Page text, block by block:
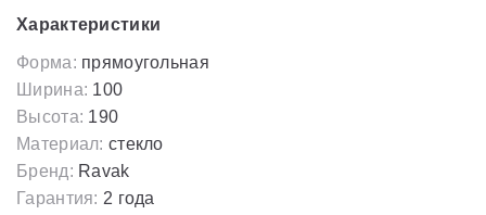
Характеристики
Форма: прямоугольная
Ширина: 100
Высота: 190
Материал: стекло
Бренд: Ravak
Гарантия: 2 года